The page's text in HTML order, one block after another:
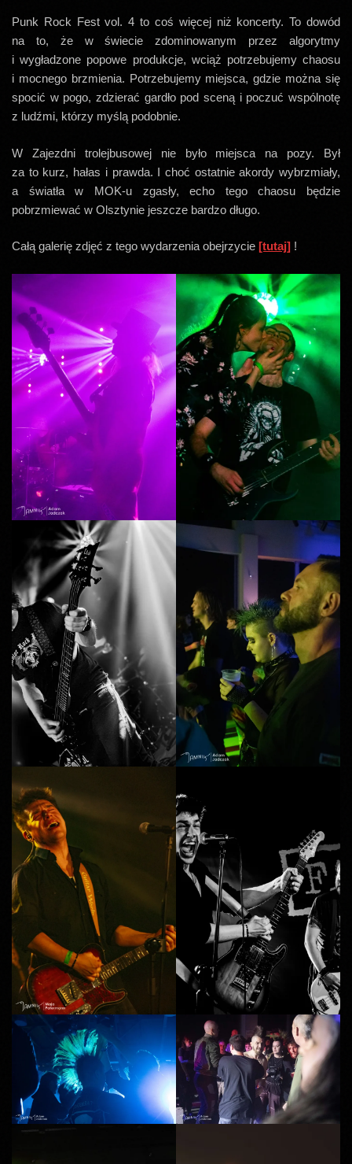
Punk Rock Fest vol. 4 to coś więcej niż koncerty. To dowód
na to, że w świecie zdominowanym przez algorytmy
i wygładzone popowe produkcje, wciąż potrzebujemy chaosu
i mocnego brzmienia. Potrzebujemy miejsca, gdzie można się
spocić w pogo, zdzierać gardło pod sceną i poczuć wspólnotę
z ludźmi, którzy myślą podobnie.
W Zajezdni trolejbusowej nie było miejsca na pozy. Był
za to kurz, hałas i prawda. I choć ostatnie akordy wybrzmiały,
a światła w MOK-u zgasły, echo tego chaosu będzie
pobrzmiewać w Olsztynie jeszcze bardzo długo.
Całą galerię zdjęć z tego wydarzenia obejrzycie [tutaj] !